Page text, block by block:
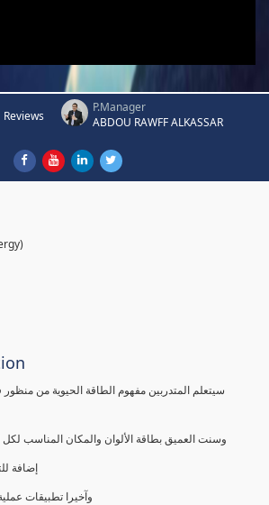
Reviews
P.Manager
ABDOU RAWFF ALKASSAR
سيتعلم المتدربين مفهوم الطاقة الحيوية من منظور
وسنت العميق بطاقة الألوان والمكان المناسب لكل
إضافة
وآخيرا تطبيقات